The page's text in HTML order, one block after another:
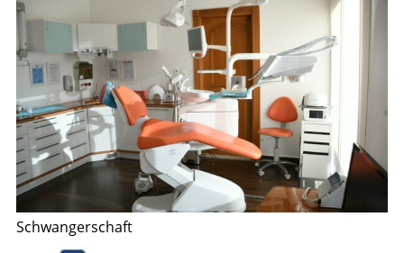
Schwangerschaft